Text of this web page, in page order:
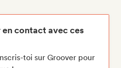
contact avec ces
toi sur Groover pour